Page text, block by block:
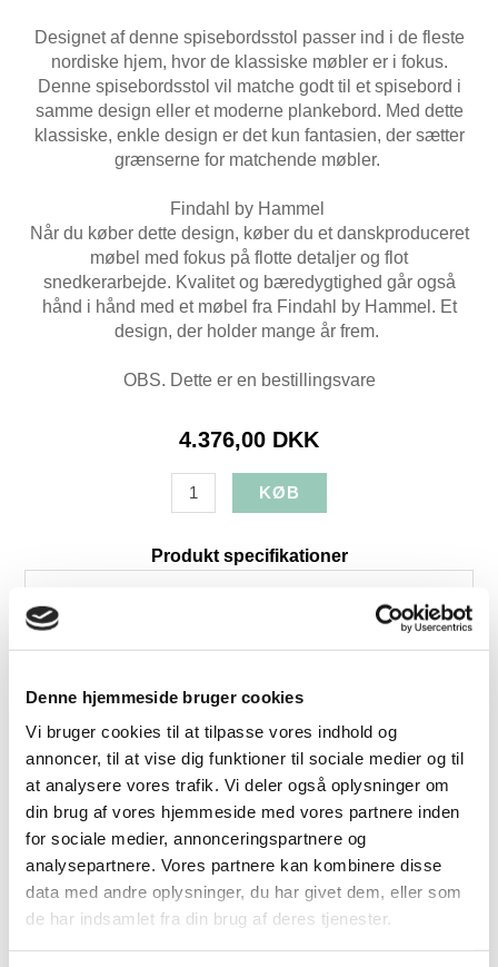
Denne hjemmeside bruger cookies
Vi bruger cookies til at tilpasse vores indhold og
annoncer, til at vise dig funktioner til sociale medier og til
at analysere vores trafik. Vi deler også oplysninger om
din brug af vores hjemmeside med vores partnere inden
for sociale medier, annonceringspartnere og
analysepartnere. Vores partnere kan kombinere disse
data med andre oplysninger, du har givet dem, eller som
de har indsamlet fra din brug af deres tjenester.
Designet af denne spisebordsstol passer ind i de fleste
nordiske hjem, hvor de klassiske møbler er i fokus.
Denne spisebordsstol vil matche godt til et spisebord i
samme design eller et moderne plankebord. Med dette
klassiske, enkle design er det kun fantasien, der sætter
grænserne for matchende møbler.
Findahl by Hammel
Når du køber dette design, køber du et danskproduceret
møbel med fokus på flotte detaljer og flot
snedkerarbejde. Kvalitet og bæredygtighed går også
hånd i hånd med et møbel fra Findahl by Hammel. Et
design, der holder mange år frem.
OBS. Dette er en bestillingsvare
4.376,00 DKK
Produkt specifikationer
Bredde:47
Dybde:
Levering:+4 uger
Brands:Findahls Møbelfabrik
Relaterede produkter